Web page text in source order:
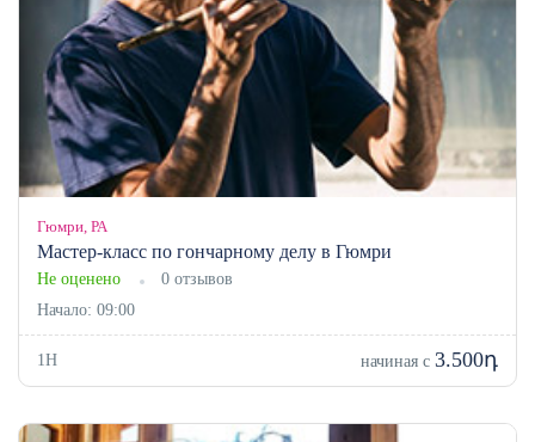
Гюмри, РА
Мастер-класс по гончарному делу в Гюмри
Не оценено
0 отзывов
Начало: 09:00
1H начиная с 3.500դ